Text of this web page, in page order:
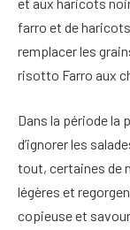
farro et de
remplacer les
risotto Farro aux
Dans la période la
d’ignorer les
tout, certaines de
légères et
copieuse et